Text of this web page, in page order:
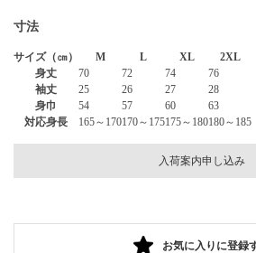
入荷案内申し込み
寸法
サイズ（㎝） M L XL
2XL
身丈
70 72 74
76
袖丈
25 26 27
28
身巾
54 57 60
63
対応身長
165～170170～175175～180180～185
お気に入りに登録